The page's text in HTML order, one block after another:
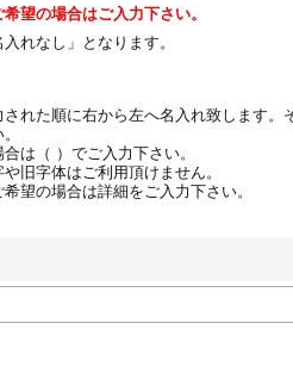
望の場合はご入力下さい。
れなし」となります。
れた順に右から左へ名入れ致します。
は（ ）でご入力下さい。
旧字体はご利用頂けません。
望の場合は詳細をご入力下さい。